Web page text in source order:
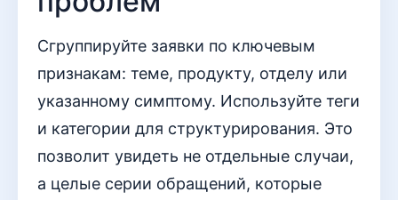
Сгруппируйте заявки по ключевым
признакам: теме, продукту, отделу или
указанному симптому. Используйте теги
и категории для структурирования. Это
позволит увидеть не отдельные случаи,
а целые серии обращений, которые